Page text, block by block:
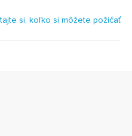
si, koľko si môžete požičať